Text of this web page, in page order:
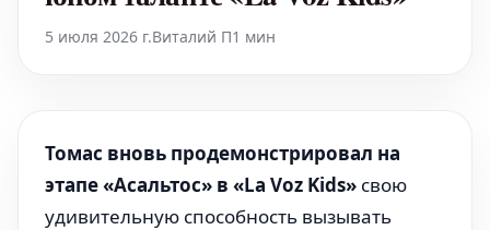
5 июля 2026 г.Виталий П1 мин
Томас вновь продемонстрировал на
этапе «Асальтос» в «La Voz Kids» свою
удивительную способность вызывать